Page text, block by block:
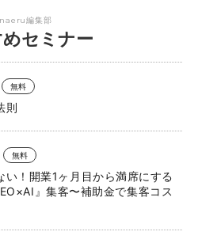
編集部
セミナー
無料
則
無料
い！開業1ヶ月目から満席にする
』集客〜補助金で集客コス